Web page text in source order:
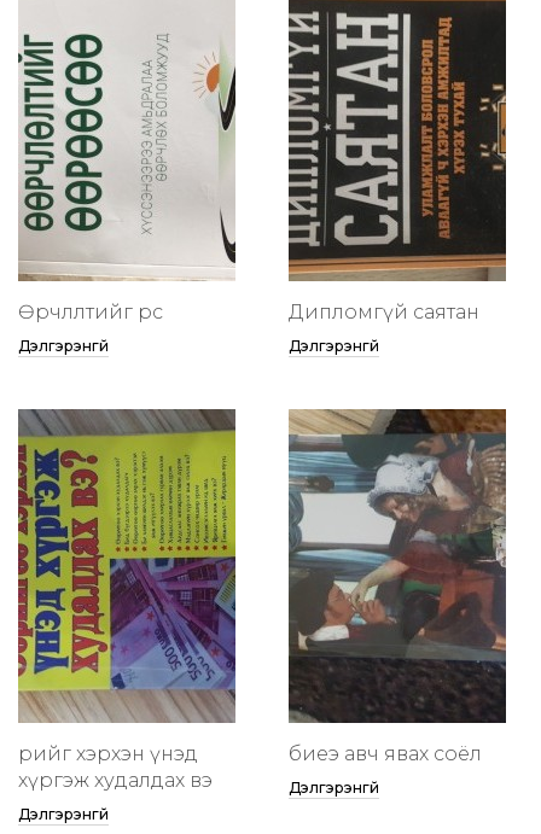
Өөрчлөлтийг өөрөөсөө
Дэлгэрэнгүй
Дипломгүй саятан
Дэлгэрэнгүй
өөрийгөө хэрхэн үнэд
хүргэж худалдах вэ
Дэлгэрэнгүй
биеэ авч явах соёл
Дэлгэрэнгүй